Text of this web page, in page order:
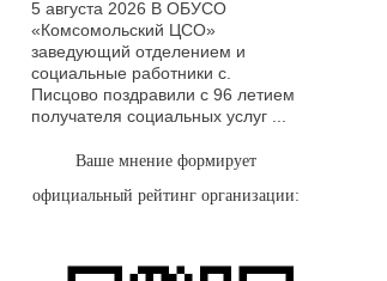
5 августа 2026 В ОБУСО
«Комсомольский ЦСО»
заведующий отделением и
социальные работники с.
Писцово поздравили с 96 летием
получателя социальных услуг ...
Ваше мнение формирует
официальный рейтинг организации: